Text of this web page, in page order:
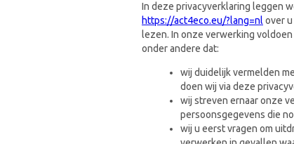
In deze privacyverklaring leggen
https://act4eco.eu/?lang=nl over
lezen. In onze verwerking
onder andere dat:
wij duidelijk vermelden
doen wij via deze
wij streven ernaar onze
persoonsgegevens die
wij u eerst vragen om